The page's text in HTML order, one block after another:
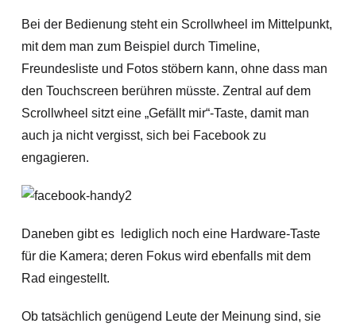
Bei der Bedienung steht ein Scrollwheel im Mittelpunkt,
mit dem man zum Beispiel durch Timeline,
Freundesliste und Fotos stöbern kann, ohne dass man
den Touchscreen berühren müsste. Zentral auf dem
Scrollwheel sitzt eine „Gefällt mir“-Taste, damit man
auch ja nicht vergisst, sich bei Facebook zu
engagieren.
Daneben gibt es lediglich noch eine Hardware-Taste
für die Kamera; deren Fokus wird ebenfalls mit dem
Rad eingestellt.
Ob tatsächlich genügend Leute der Meinung sind, sie